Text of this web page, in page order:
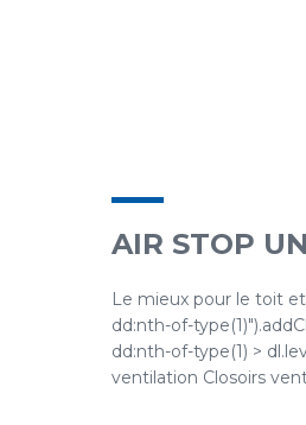
AIR STOP
Le mieux pour le toit
dd:nth-of-
dd:nth-of-type(1) >
ventilation Closoirs